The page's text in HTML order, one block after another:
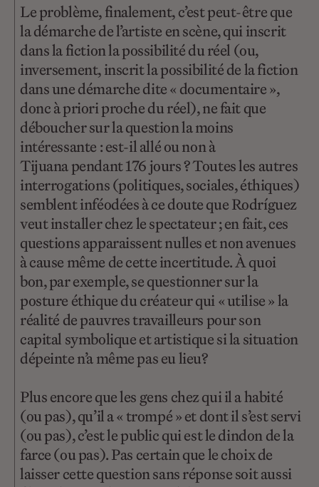
Le problème, finalement, c’est peut-être que
la démarche de l’artiste en scène, qui inscrit
dans la fiction la possibilité du réel (ou,
inversement, inscrit la possibilité de la fiction
dans une démarche dite « documentaire »,
donc à priori proche du réel), ne fait que
déboucher sur la question la moins
intéressante : est-il allé ou non à
Tijuana pendant 176 jours ? Toutes les autres
interrogations (politiques, sociales, éthiques)
semblent inféodées à ce doute que Rodríguez
veut installer chez le spectateur ; en fait, ces
questions apparaissent nulles et non avenues
à cause même de cette incertitude. À quoi
bon, par exemple, se questionner sur la
posture éthique du créateur qui « utilise » la
réalité de pauvres travailleurs pour son
capital symbolique et artistique si la situation
dépeinte n’a même pas eu lieu?
Plus encore que les gens chez qui il a habité
(ou pas), qu’il a « trompé » et dont il s’est servi
(ou pas), c’est le public qui est le dindon de la
farce (ou pas). Pas certain que le choix de
laisser cette question sans réponse soit aussi